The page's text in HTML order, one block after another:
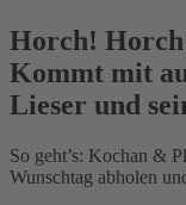
Horch!
Kommt mit
Lieser und
So geht’s: Kochan &
Wunschtag abholen